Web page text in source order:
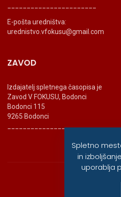
E-pošta uredništva:
urednistvo.vfokusu@gmail.com
ZAVOD
Izdajatelj spletnega časopisa je
Zavod V FOKUSU, Bodonci
Bodonci 115
9265 Bodonci
_______________________
© vfokusu,
Spletno
in
uporablja